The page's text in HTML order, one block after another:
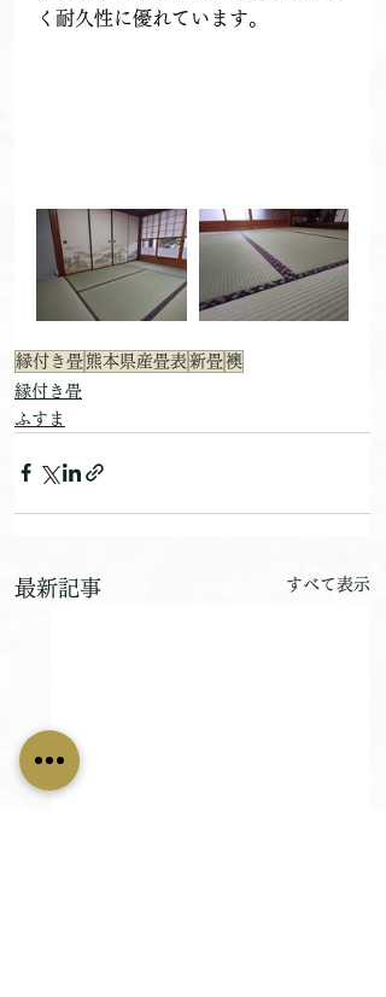
く耐久性に優れています。
縁付き畳熊本県産畳表新畳襖
縁付き畳
ふすま
最新記事 すべて表示